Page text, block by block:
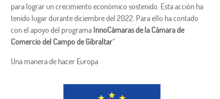
para lograr un crecimiento económico sostenido. Esta acción ha
tenido lugar durante diciembre del 2022. Para ello ha contado
con el apoyo del programa InnoCámaras de la Cámara de
Comercio del Campo de Gibraltar”
Una manera de hacer Europa